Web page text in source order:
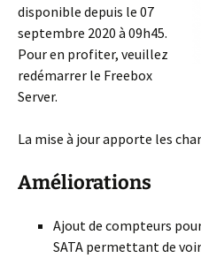
disponible depuis le 07
septembre 2020 à 09h45.
Pour en profiter, veuillez
redémarrer le Freebox
Server.
La mise à jour apporte les
Améliorations
Ajout de compteurs
SATA permettant de